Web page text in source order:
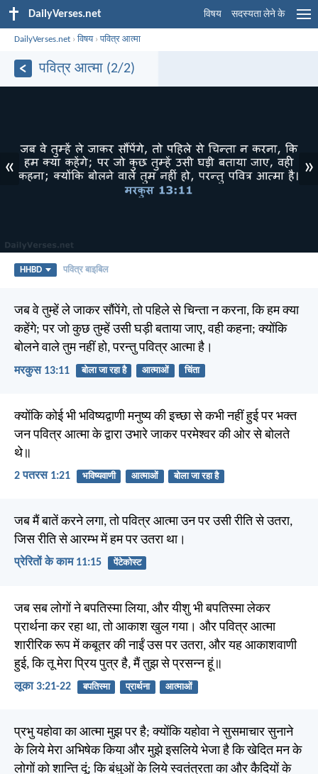
DailyVerses.net विषय सदस्यता लेने के
DailyVerses.net ›विषय›पवित्र आत्मा
पवित्र आत्मा (2/2)
« »
HHBD पवित्र बाइबिल
जब वे तुम्हें ले जाकर सौंपेंगे, तो पहिले से चिन्ता न करना, कि हम क्या
कहेंगे; पर जो कुछ तुम्हें उसी घड़ी बताया जाए, वही कहना; क्योंकि
बोलने वाले तुम नहीं हो, परन्तु पवित्र आत्मा है।
मरकुस 13:11 बोला जा रहा है आत्माओं चिंता
क्योंकि कोई भी भविष्यद्वाणी मनुष्य की इच्छा से कभी नहीं हुई पर भक्त
जन पवित्र आत्मा के द्वारा उभारे जाकर परमेश्वर की ओर से बोलते
थे॥
2 पतरस 1:21 भविष्यवाणी आत्माओं बोला जा रहा है
जब मैं बातें करने लगा, तो पवित्र आत्मा उन पर उसी रीति से उतरा,
जिस रीति से आरम्भ में हम पर उतरा था।
प्रेरितों के काम 11:15 पेंटेकोस्ट
जब सब लोगों ने बपतिस्मा लिया, और यीशु भी बपतिस्मा लेकर
प्रार्थना कर रहा था, तो आकाश खुल गया। और पवित्र आत्मा
शारीरिक रूप में कबूतर की नाईं उस पर उतरा, और यह आकाशवाणी
हुई, कि तू मेरा प्रिय पुत्र है, मैं तुझ से प्रसन्न हूं॥
लूका 3:21-22 बपतिस्मा प्रार्थना आत्माओं
प्रभु यहोवा का आत्मा मुझ पर है; क्योंकि यहोवा ने सुसमाचार सुनाने
के लिये मेरा अभिषेक किया और मुझे इसलिये भेजा है कि खेदित मन के
लोगों को शान्ति दूं; कि बंधुओं के लिये स्वतंत्रता का और कैदियों के